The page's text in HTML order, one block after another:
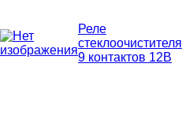
Реле
стеклоочистителя
9 контактов 12В